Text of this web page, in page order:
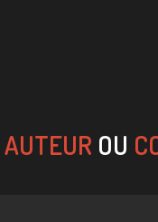
AUTEUR OU